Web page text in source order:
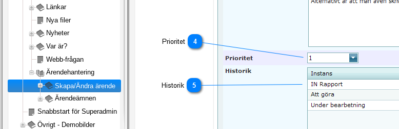
Länkar
Nya filer
Nyheter
Var är?
Webb-frågan
Ärendehantering
Skapa/Ändra ärende
Ärendeämnen
Snabbstart för Superadmin
Övrigt - Demobilder